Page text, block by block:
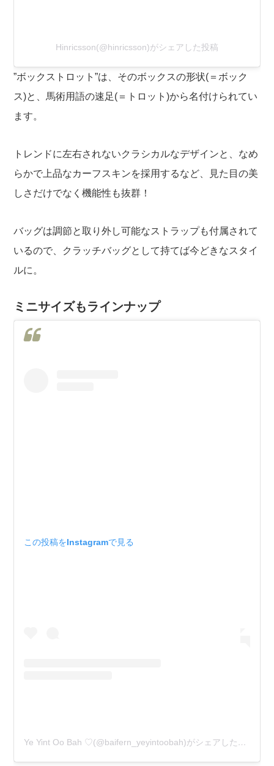
Hinricsson(@hinricsson)がシェアした投稿
”ボックストロット”は、そのボックスの形状(＝ボック
ス)と、馬術用語の速足(＝トロット)から名付けられてい
ます。
トレンドに左右されないクラシカルなデザインと、なめ
らかで上品なカーフスキンを採用するなど、見た目の美
しさだけでなく機能性も抜群！
バッグは調節と取り外し可能なストラップも付属されて
いるので、クラッチバッグとして持てば今どきなスタイ
ルに。
ミニサイズもラインナップ
この投稿をInstagramで見る
Ye Yint Oo Bah ♡(@baifern_yeyintoobah)がシェアした投稿